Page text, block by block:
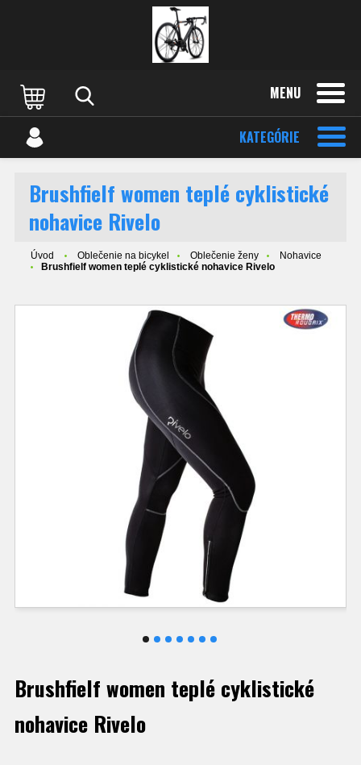
MENU
KATEGÓRIE
Brushfielf women teplé cyklistické
nohavice Rivelo
Úvod Oblečenie na bicykel Oblečenie ženy
Nohavice
Brushfielf women teplé cyklistické nohavice Rivelo
Brushfielf women teplé cyklistické
nohavice Rivelo